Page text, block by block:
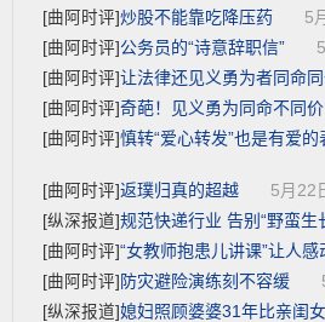
[曲阿时评]炒股不能靠吃降压药
5
[曲阿时评] 公务员的“诗意辞职信”
[曲阿时评]让法律还见义勇为者同命
[曲阿时评]奇葩！见义勇为同命不同价
[曲阿时评]慎转“爱心转发”也是有爱的
[曲阿时评]返璞归真的超越
5月22
[纵深报道]规范快递行业 告别“野蛮生
[曲阿时评]“女教师抱患儿讲课”让人
[曲阿时评] 防灾避险演练刻不容缓
[纵深报道]媳妇照顾婆婆31年比亲闺